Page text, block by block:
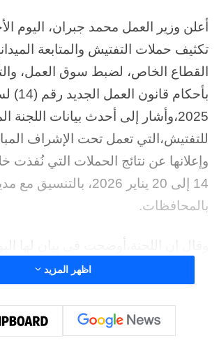
أعلن وزير العمل محمد جبران، اليوم
تكثيف حملات التفتيش والمتابعة
القطاع الخاص، لضبط سوق العمل،
بأحكام قانون
2025،وأشار إلى أحدث بيانات اللجنة
للتفتيش،التي تعمل تحت الإشراف
وإعلانها عن نتائج الحملات التي نُفذت
14 إلى 20 يناير 2026،
بالمحافظات.
قانونية للمنشآت المخالفة لتوفيق
منح الفرصة القانونية لتصحيح الأوضاع
اظهر المزيد